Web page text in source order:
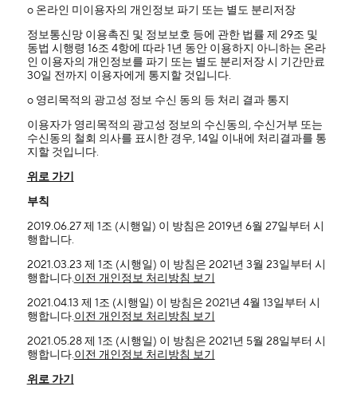
ο 온라인 미이용자의 개인정보 파기 또는 별도 분리저장
정보통신망 이용촉진 및 정보보호 등에 관한 법률 제 29조 및
동법 시행령 16조 4항에 따라 1년 동안 이용하지 아니하는 온라
인 이용자의 개인정보를 파기 또는 별도 분리저장 시 기간만료
30일 전까지 이용자에게 통지할 것입니다.
ο 영리목적의 광고성 정보 수신 동의 등 처리 결과 통지
이용자가 영리목적의 광고성 정보의 수신동의, 수신거부 또는
수신동의 철회 의사를 표시한 경우, 14일 이내에 처리결과를 통
지할 것입니다.
위로 가기
부칙
2019.06.27 제 1조 (시행일) 이 방침은 2019년 6월 27일부터 시
행합니다.
2021.03.23 제 1조 (시행일) 이 방침은 2021년 3월 23일부터 시
행합니다.이전 개인정보 처리방침 보기
2021.04.13 제 1조 (시행일) 이 방침은 2021년 4월 13일부터 시
행합니다.이전 개인정보 처리방침 보기
2021.05.28 제 1조 (시행일) 이 방침은 2021년 5월 28일부터 시
행합니다.이전 개인정보 처리방침 보기
위로 가기